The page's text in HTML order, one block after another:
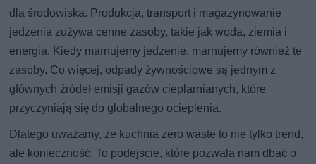
dla środowiska. Produkcja, transport i magazynowanie
jedzenia zużywa cenne zasoby, takie jak woda, ziemia i
energia. Kiedy marnujemy jedzenie, marnujemy również te
zasoby. Co więcej, odpady żywnościowe są jednym z
głównych źródeł emisji gazów cieplarnianych, które
przyczyniają się do globalnego ocieplenia.
Dlatego uważamy, że kuchnia zero waste to nie tylko trend,
ale konieczność. To podejście, które pozwala nam dbać o